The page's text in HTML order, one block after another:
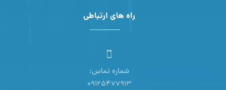
راه های ارتباطی
شماره تماس:
09125477913